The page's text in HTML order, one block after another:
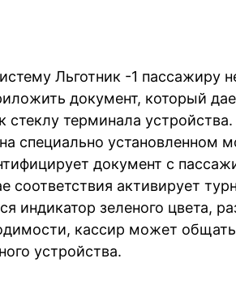
Льготник -1 пассажиру
документ, который
стеклу терминала
специально установленном
документ с
соответствия активирует
индикатор зеленого цвета,
кассир может
устройства.